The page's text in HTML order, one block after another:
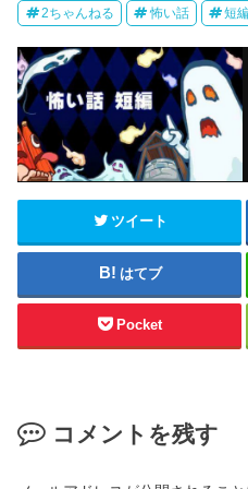
2ちゃんねる 怖い話 短
ツイート
はてブ
Pocket
コメントを残す